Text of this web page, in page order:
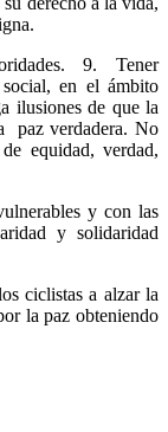
9. Tener
en el ámbito
ilusiones de que la
paz verdadera. No
equidad, verdad,
y con las
y solidaridad
ciclistas a alzar la
la paz obteniendo